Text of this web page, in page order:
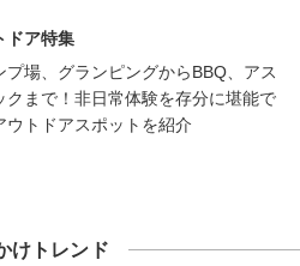
ドア特集
プ場、グランピングからBBQ、アス
クまで！非日常体験を存分に堪能で
ウトドアスポットを紹介
けトレンド